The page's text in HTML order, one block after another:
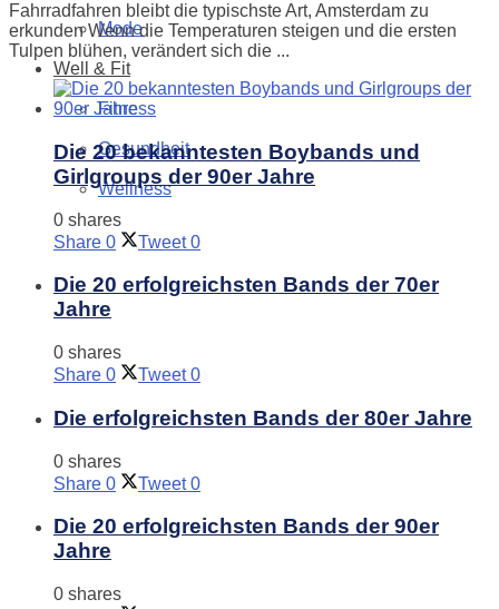
Mode
Well & Fit
Fitness
Gesundheit
Wellness
Fahrradfahren bleibt die typischste Art, Amsterdam zu
erkunden Wenn die Temperaturen steigen und die ersten
Tulpen blühen, verändert sich die ...
Die 20 bekanntesten Boybands und
Girlgroups der 90er Jahre
0 shares
Share 0 Tweet 0
Die 20 erfolgreichsten Bands der 70er
Jahre
0 shares
Share 0 Tweet 0
Die erfolgreichsten Bands der 80er Jahre
0 shares
Share 0 Tweet 0
Die 20 erfolgreichsten Bands der 90er
Jahre
0 shares